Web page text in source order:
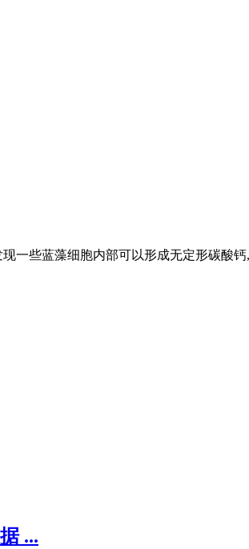
些蓝藻细胞内部可以形成无定形碳酸
...